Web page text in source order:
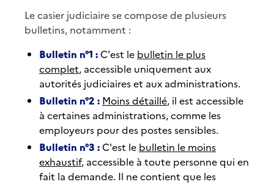
Le casier judiciaire se compose de plusieurs
bulletins, notamment :
Bulletin n°1 :C'est le bulletin le plus
complet, accessible uniquement aux
autorités judiciaires et aux administrations.
Bulletin n°2 : Moins détaillé, il est accessible
à certaines administrations, comme les
employeurs pour des postes sensibles.
Bulletin n°3 :C'est le bulletin le moins
exhaustif, accessible à toute personne qui en
fait la demande. Il ne contient que les